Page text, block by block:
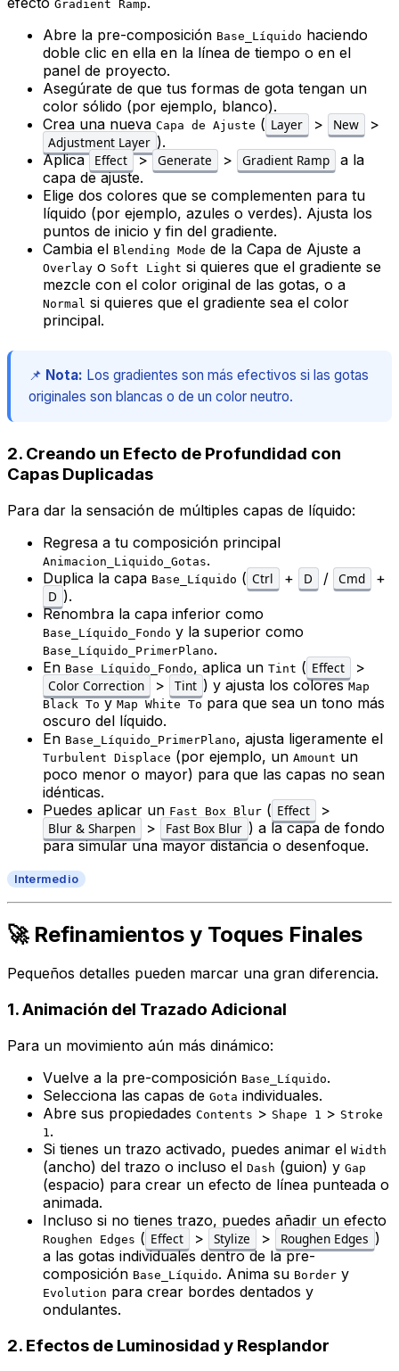
Gradient Ramp
Abre la pre-composición Base_Líquido haciendo
doble clic en ella en la línea de tiempo o en el
panel de proyecto.
Asegúrate de que tus formas de gota tengan un
color sólido (por ejemplo, blanco).
Crea una nueva Capa de Ajuste ( Layer > New >
Adjustment Layer ).
Aplica Effect > Generate > Gradient Ramp
a la
capa de ajuste.
Elige dos colores que se complementen para tu
líquido (por ejemplo, azules o verdes). Ajusta los
puntos de inicio y fin del gradiente.
Cambia el Blending Mode de la Capa de Ajuste a
Overlay o Soft Light si quieres que el gradiente se
mezcle con el color original de las gotas, o a
Normal si quieres que el gradiente sea el color
principal.
📌 Nota: Los gradientes son más efectivos si las gotas
originales son blancas o de un color neutro.
2. Creando un Efecto de Profundidad con
Capas Duplicadas
Para dar la sensación de múltiples capas de líquido:
Regresa a tu composición principal
Animacion_Liquido_Gotas.
Duplica la capa Base_Líquido ( Ctrl + D / Cmd +
D ).
Renombra la capa inferior como
Base_Líquido_Fondo y la superior como
Base_Líquido_PrimerPlano.
En Base_Líquido_Fondo, aplica un Tint ( Effect >
Color Correction > Tint ) y ajusta los coloresMap
Black ToyMap White Topara que sea un tono más
oscuro del líquido.
En Base_Líquido_PrimerPlano, ajusta ligeramente el
Turbulent Displace (por ejemplo, un Amount un
poco menor o mayor) para que las capas no sean
idénticas.
Puedes aplicar un Fast Box Blur ( Effect >
Blur & Sharpen > Fast Box Blur ) a la capa de fondo
para simular una mayor distancia o desenfoque.
Intermedio
🚀 Refinamientos y Toques Finales
Pequeños detalles pueden marcar una gran diferencia.
1. Animación del Trazado Adicional
Para un movimiento aún más dinámico:
Vuelve a la pre-composición Base_Líquido.
Selecciona las capas de Gota individuales.
Abre sus propiedades Contents > Shape 1 > Stroke
1 .
Si tienes un trazo activado, puedes animar el Width
(ancho) del trazo o incluso el Dash (guion) y Gap
(espacio) para crear un efecto de línea punteada o
animada.
Incluso si no tienes trazo, puedes añadir un efecto
Roughen Edges ( Effect > Stylize > Roughen Edges )
a las gotas individuales dentro de la pre-
composición Base_Líquido. Anima su Border y
Evolution para crear bordes dentados y
ondulantes.
2. Efectos de Luminosidad y Resplandor